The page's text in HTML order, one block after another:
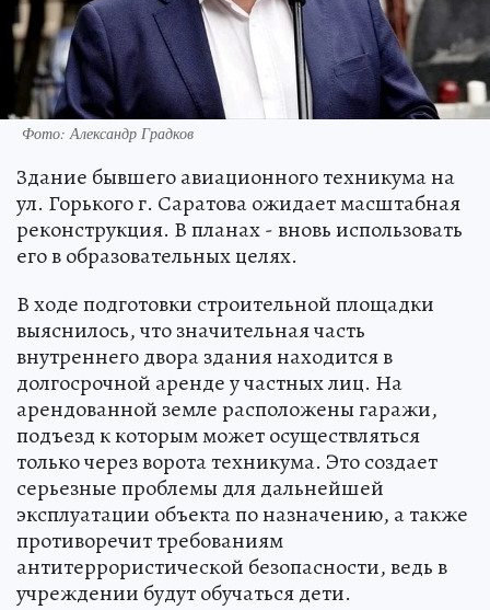
Фото: Александр Градков
Здание бывшего авиационного техникума на
ул. Горького г. Саратова ожидает масштабная
реконструкция. В планах - вновь использовать
его в образовательных целях.
В ходе подготовки строительной площадки
выяснилось, что значительная часть
внутреннего двора здания находится в
долгосрочной аренде у частных лиц. На
арендованной земле расположены гаражи,
подъезд к которым может осуществляться
только через ворота техникума. Это создает
серьезные проблемы для дальнейшей
эксплуатации объекта по назначению, а также
противоречит требованиям
антитеррористической безопасности, ведь в
учреждении будут обучаться дети.